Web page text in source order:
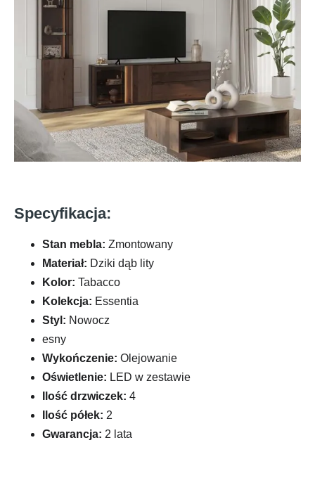
Specyfikacja:
Stan mebla: Zmontowany
Materiał: Dziki dąb lity
Kolor: Tabacco
Kolekcja: Essentia
Styl: Nowocz
esny
Wykończenie: Olejowanie
Oświetlenie: LED w zestawie
Ilość drzwiczek: 4
Ilość półek: 2
Gwarancja: 2 lata